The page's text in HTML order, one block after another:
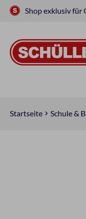
Shop exklusiv für
Startseite Schule &